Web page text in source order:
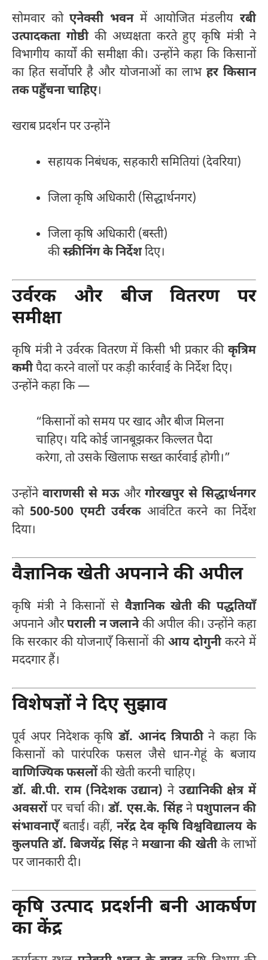
सोमवार कोएनेक्सी भवनमें आयोजित मंडलीयरबी
उत्पादकता गोष्ठीकी अध्यक्षता करते हुए कृषि मंत्री ने
विभागीय कार्यों की समीक्षा की। उन्होंने कहा कि किसानों
का हित सर्वोपरि है और योजनाओं का लाभ हर किसान
तक पहुँचना चाहिए।
खराब प्रदर्शन पर उन्होंने
सहायक निबंधक, सहकारी समितियां (देवरिया)
जिला कृषि अधिकारी (सिद्धार्थनगर)
जिला कृषि अधिकारी (बस्ती)
कीस्क्रीनिंग के निर्देशदिए।
उर्वरक और बीज वितरण पर
समीक्षा
कृषि मंत्री ने उर्वरक वितरण में किसी भी प्रकार की कृत्रिम
कमीपैदा करने वालों पर कड़ी कार्रवाई के निर्देश दिए।
उन्होंने कहा कि —
“किसानों को समय पर खाद और बीज मिलना
चाहिए। यदि कोई जानबूझकर किल्लत पैदा
करेगा, तो उसके खिलाफ सख्त कार्रवाई होगी।”
उन्होंने वाराणसी से मऊ और गोरखपुर से सिद्धार्थनगर
को500-500 एमटी उर्वरकआवंटित करने का निर्देश
दिया।
वैज्ञानिक खेती अपनाने की अपील
कृषि मंत्री ने किसानों से वैज्ञानिक खेती की पद्धतियाँ
अपनाने औरपराली न जलानेकी अपील की। उन्होंने कहा
कि सरकार की योजनाएँ किसानों कीआय दोगुनीकरने में
मददगार हैं।
विशेषज्ञों ने दिए सुझाव
पूर्व अपर निदेशक कृषिडॉ. आनंद त्रिपाठीने कहा कि
किसानों को पारंपरिक फसल जैसे धान-गेहूं के बजाय
वाणिज्यिक फसलोंकी खेती करनी चाहिए।
डॉ. बी.पी. राम (निदेशक उद्यान) ने उद्यानिकी क्षेत्र में
अवसरोंपर चर्चा की।डॉ. एस.के. सिंहनेपशुपालन की
संभावनाएँबताईं। वहीं,नरेंद्र देव कृषि विश्वविद्यालय के
कुलपति डॉ. बिजयेंद्र सिंहनेमखाना की खेतीके लाभों
पर जानकारी दी।
कृषि उत्पाद प्रदर्शनी बनी आकर्षण
का केंद्र